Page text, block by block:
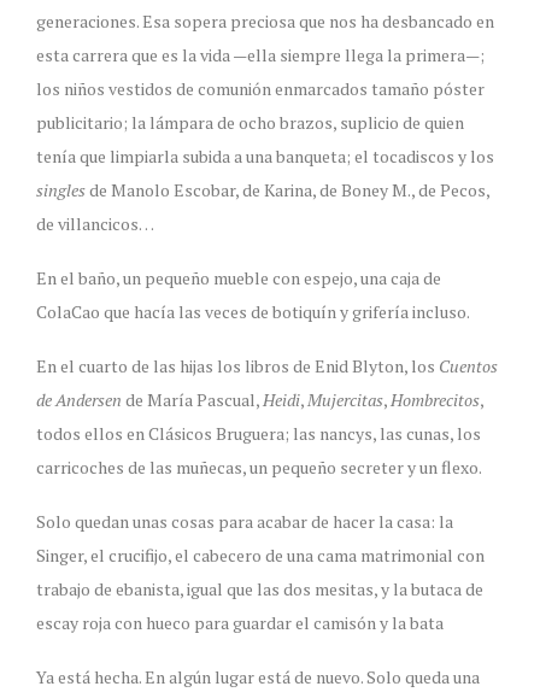
generaciones. Esa sopera preciosa que nos ha desbancado en
esta carrera que es la vida —ella siempre llega la primera—;
los niños vestidos de comunión enmarcados tamaño póster
publicitario; la lámpara de ocho brazos, suplicio de quien
tenía que limpiarla subida a una banqueta; el tocadiscos y los
singlesde Manolo Escobar, de Karina, de Boney M., de Pecos,
de villancicos…
En el baño, un pequeño mueble con espejo, una caja de
ColaCao que hacía las veces de botiquín y grifería incluso.
En el cuarto de las hijas los libros de Enid Blyton, los Cuentos
de Andersen de María Pascual, Heidi, Mujercitas, Hombrecitos,
todos ellos en Clásicos Bruguera; las nancys, las cunas, los
carricoches de las muñecas, un pequeño secreter y un flexo.
Solo quedan unas cosas para acabar de hacer la casa: la
Singer, el crucifijo, el cabecero de una cama matrimonial con
trabajo de ebanista, igual que las dos mesitas, y la butaca de
escay roja con hueco para guardar el camisón y la bata
Ya está hecha. En algún lugar está de nuevo. Solo queda una